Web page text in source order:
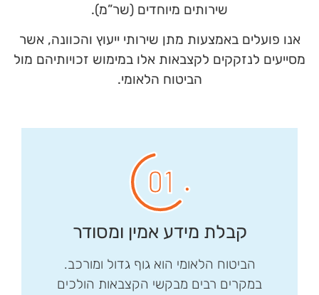
שירותים מיוחדים (שר”מ).
אנו פועלים באמצעות מתן שירותי ייעוץ והכוונה, אשר
מסייעים לנזקקים לקצבאות אלו במימוש זכויותיהם מול
הביטוח הלאומי.
קבלת מידע אמין ומסודר
הביטוח הלאומי הוא גוף גדול ומורכב.
במקרים רבים מבקשי הקצבאות הולכים